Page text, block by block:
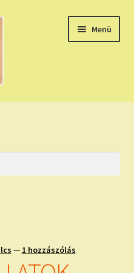
Menü
— 1 hozzászólás